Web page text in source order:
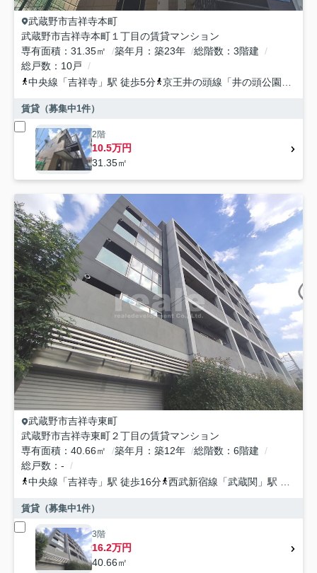
武蔵野市吉祥寺本町
武蔵野市吉祥寺本町１丁目の賃貸マンション
専有面積
31.35㎡ 築年月 築23年 総階数
3階建
総戸数
10戸
中央線 「吉祥寺 」駅 徒歩5分 京王井の頭線 「井の頭公園
賃貸（募集中1件）
2階
10.5万円
31.35㎡
武蔵野市吉祥寺東町
武蔵野市吉祥寺東町２丁目の賃貸マンション
専有面積
40.66㎡ 築年月 築12年 総階数
6階建
総戸数
-
中央線 「吉祥寺 」駅 徒歩16分 西武新宿線 「武蔵関 」駅 徒歩23分
賃貸（募集中1件）
3階
16.2万円
40.66㎡